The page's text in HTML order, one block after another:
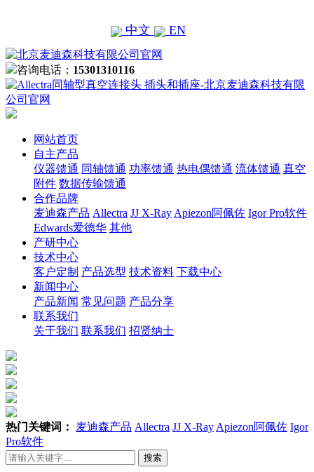
中文 EN
咨询电话： 15301310116
网站首页
自主产品
仪器馈通 同轴馈通 功率馈通 热电偶馈通 流体馈通 真空
附件 数据传输馈通
合作品牌
麦迪森产品 Allectra JJ X-Ray Apiezon阿佩佐 Igor Pro软件
Edwards爱德华 其他
产研中心
技术中心
客户定制 产品选型 技术资料 下载中心
新闻中心
产品新闻 常见问题 产品分享
联系我们
关于我们 联系我们 招贤纳士
热门关键词： 麦迪森产品 Allectra JJ X-Ray Apiezon阿佩佐 Igor
Pro软件
搜索